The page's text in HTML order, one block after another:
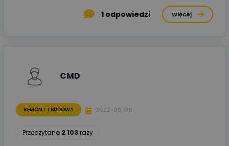
1 odpowiedzi Więcej
CMD
REMONT I BUDOWA 2022-09-06
Przeczytano 2 103 razy